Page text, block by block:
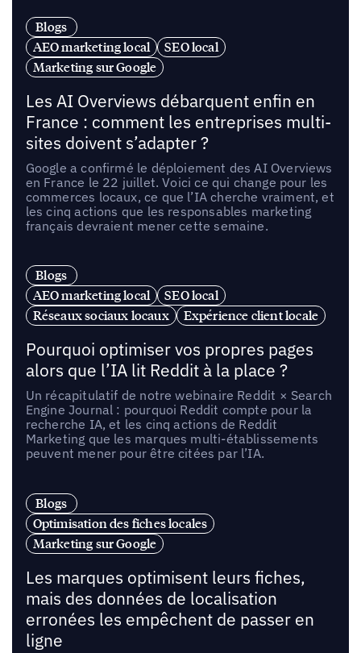
Blogs
AEO marketing local
SEO local
Marketing sur Google
Les AI Overviews débarquent enfin en
France : comment les entreprises multi-
sites doivent s’adapter ?
Google a confirmé le déploiement des AI Overviews
en France le 22 juillet. Voici ce qui change pour les
commerces locaux, ce que l’IA cherche vraiment, et
les cinq actions que les responsables marketing
français devraient mener cette semaine.
Blogs
AEO marketing local
SEO local
Réseaux sociaux locaux
Expérience client locale
Pourquoi optimiser vos propres pages
alors que l’IA lit Reddit à la place ?
Un récapitulatif de notre webinaire Reddit × Search
Engine Journal : pourquoi Reddit compte pour la
recherche IA, et les cinq actions de Reddit
Marketing que les marques multi-établissements
peuvent mener pour être citées par l’IA.
Blogs
Optimisation des fiches locales
Marketing sur Google
Les marques optimisent leurs fiches,
mais des données de localisation
erronées les empêchent de passer en
ligne